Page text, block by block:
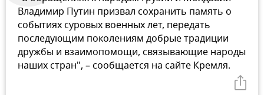
Владимир Путин призвал сохранить память о
событиях суровых военных лет, передать
последующим поколениям добрые традиции
дружбы и взаимопомощи, связывающие народы
наших стран", – сообщается на сайте Кремля.